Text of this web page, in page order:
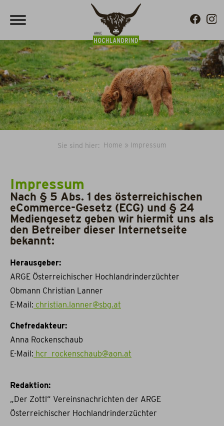
Sie sind hier: Home » Impressum
Impressum
Nach § 5 Abs. 1 des österreichischen
eCommerce-Gesetz (ECG) und § 24
Mediengesetz geben wir hiermit uns als
den Betreiber dieser Internetseite
bekannt:
Herausgeber:
ARGE Österreichischer Hochlandrinderzüchter
Obmann Christian Lanner
E-Mail: christian.lanner@sbg.at
Chefredakteur:
Anna Rockenschaub
E-Mail: hcr_rockenschaub@aon.at
Redaktion:
„Der Zottl“ Vereinsnachrichten der ARGE
Österreichischer Hochlandrinderzüchter